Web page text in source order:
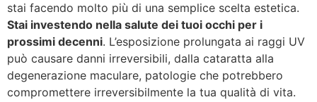
stai facendo molto più di una semplice scelta estetica.
Stai investendo nella salute dei tuoi occhi per i
prossimi decenni. L’esposizione prolungata ai raggi UV
può causare danni irreversibili, dalla cataratta alla
degenerazione maculare, patologie che potrebbero
compromettere irreversibilmente la tua qualità di vita.